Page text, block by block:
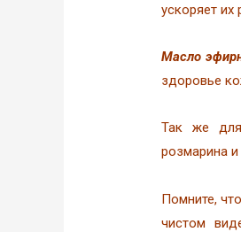
ускоряет их
Масло
здоровье
Так же для
розмарина
Помните, что
чистом